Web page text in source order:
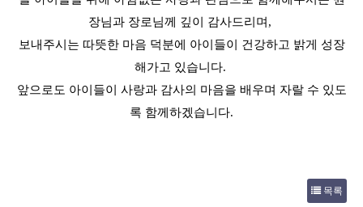
장님과 장로님께 깊이 감사드리며,
보내주시는 따뜻한 마음 덕분에 아이들이 건강하고 밝게 성장
해가고 있습니다.
앞으로도 아이들이 사랑과 감사의 마음을 배우며 자랄 수 있도
록 함께하겠습니다.
목록